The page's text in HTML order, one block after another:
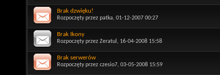
Brak dzwięku!
Rozpoczęty przez patka, 01-12-2007 00:27
Brak Ikony
Rozpoczęty przez Zeratul , 16-04-2008 15:58
Brak serwerów
Rozpoczęty przez czesio7, 03-05-2008 15:59